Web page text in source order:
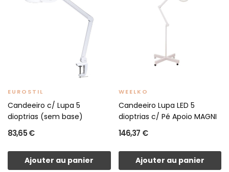
EUROSTIL
Candeeiro c/ Lupa 5
dioptrias (sem base)
83,65 €
Ajouter au panier
WEELKO
Candeeiro Lupa LED 5
dioptrias c/ Pé Apoio MAGNI
146,37 €
Ajouter au panier